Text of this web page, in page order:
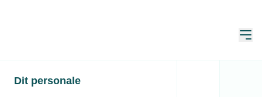
Dit personale
Søg